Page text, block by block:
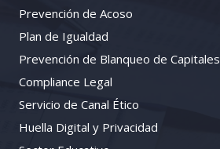
Prevención de Acoso
Plan de Igualdad
Prevención de Blanqueo de Capitales
Compliance Legal
Servicio de Canal Ético
Huella Digital y Privacidad